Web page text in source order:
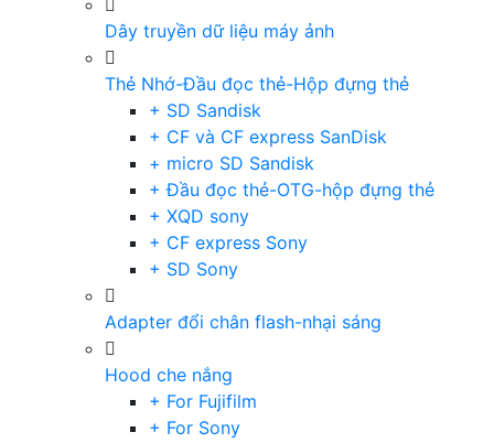
Dây truyền dữ liệu máy ảnh
Thẻ Nhớ-Đầu đọc thẻ-Hộp đựng thẻ
+ SD Sandisk
+ CF và CF express SanDisk
+ micro SD Sandisk
+ Đầu đọc thẻ-OTG-hộp đựng thẻ
+ XQD sony
+ CF express Sony
+ SD Sony
Adapter đổi chân flash-nhại sáng
Hood che nắng
+ For Fujifilm
+ For Sony